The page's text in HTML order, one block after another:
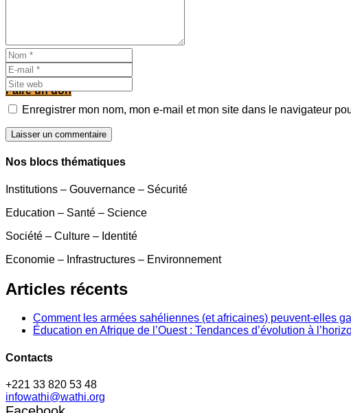
Faire un don
Enregistrer mon nom, mon e-mail et mon site dans le navigateur
Laisser un commentaire
Nos blocs thématiques
Institutions – Gouvernance – Sécurité
Education – Santé – Science
Société – Culture – Identité
Economie – Infrastructures – Environnement
Articles récents
Comment les armées sahéliennes (et africaines) peuvent-elles
Éducation en Afrique de l’Ouest : Tendances d’évolution à
Contacts
+221 33 820 53 48
infowathi@wathi.org